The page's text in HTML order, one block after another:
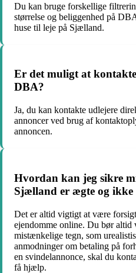
Du kan bruge forskellige
størrelse og beliggenhed på
huse til leje på Sjælland.
Er det muligt at
DBA?
Ja, du kan kontakte udlejere
annoncer ved brug af
annoncen.
Hvordan kan jeg sikre
Sjælland er ægte og ikke
Det er altid vigtigt at være
ejendomme online. Du bør
mistænkelige tegn, som
anmodninger om betaling på
en svindelannonce, skal du
få hjælp.